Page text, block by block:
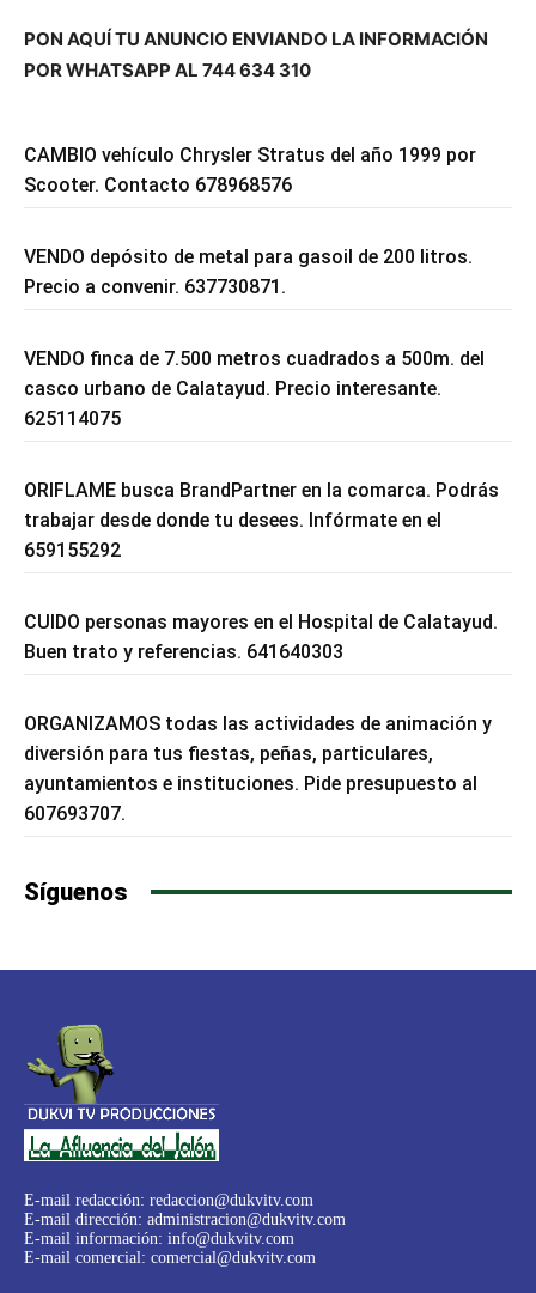
PON AQUÍ TU ANUNCIO ENVIANDO LA INFORMACIÓN
POR WHATSAPP AL 744 634 310
CAMBIO vehículo Chrysler Stratus del año 1999 por
Scooter. Contacto 678968576
VENDO depósito de metal para gasoil de 200 litros.
Precio a convenir. 637730871.
VENDO finca de 7.500 metros cuadrados a 500m. del
casco urbano de Calatayud. Precio interesante.
625114075
ORIFLAME busca BrandPartner en la comarca. Podrás
trabajar desde donde tu desees. Infórmate en el
659155292
CUIDO personas mayores en el Hospital de Calatayud.
Buen trato y referencias. 641640303
ORGANIZAMOS todas las actividades de animación y
diversión para tus fiestas, peñas, particulares,
ayuntamientos e instituciones. Pide presupuesto al
607693707.
Síguenos
E-mail redacción: redaccion@dukvitv.com
E-mail dirección: administracion@dukvitv.com
E-mail información: info@dukvitv.com
E-mail comercial: comercial@dukvitv.com